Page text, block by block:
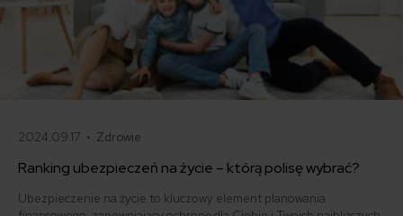
2024.09.17 • Zdrowie
Ranking ubezpieczeń na życie – którą polisę wybrać?
Ubezpieczenie na życie to kluczowy element planowania